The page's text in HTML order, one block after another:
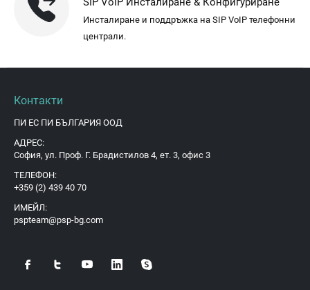
Инсталиране и поддръжка на SIP VoIP телефонни
централи.
Контакти
ПИ ЕС ПИ БЪЛГАРИЯ ООД
АДРЕС:
София, ул. Проф. Г. Брадистилов 4, ет. 3, офис 3
ТЕЛЕФОН:
+359 (2) 439 40 70
ИМЕЙЛ:
pspteam@psp-bg.com